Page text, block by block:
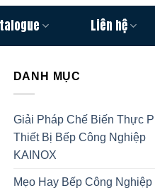
Liên hệ
DANH MỤC
Giải Pháp Chế Biến Thực
Thiết Bị Bếp Công Nghiệp
KAINOX
Mẹo Hay Bếp Công Nghiệp